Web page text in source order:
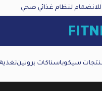
للانضمام لنظام غذائي صحي
سيكوياسناكات بروتين